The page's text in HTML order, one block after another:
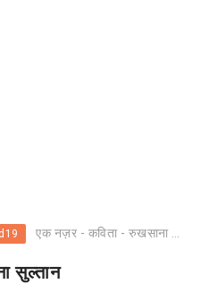
एक नज़र - कविता - रुखसाना सुल्तान
सुल्तान